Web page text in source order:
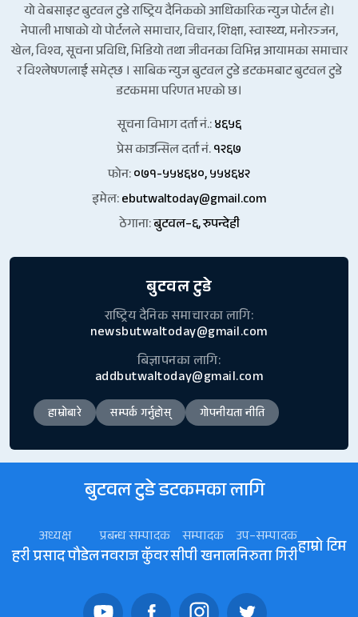
यो वेबसाइट बुटवल टुडे राष्ट्रिय दैनिकको आधिकारिक न्युज पोर्टल हो।
नेपाली भाषाको यो पोर्टलले समाचार, विचार, शिक्षा, स्वास्थ्य, मनोरञ्जन,
खेल, विश्व, सूचना प्रविधि, भिडियो तथा जीवनका विभिन्न आयामका समाचार
र विश्लेषणलाई समेट्छ । साबिक न्युज बुटवल टुडे डटकमबाट बुटवल टुडे
डटकममा परिणत भएको छ।
सूचना विभाग दर्ता नं.:४६५६
प्रेस काउन्सिल दर्ता नं.१२६७
फोन:०७१-५५४६४०, ५५४६४२
इमेल:ebutwaltoday@gmail.com
ठेगाना:बुटवल–६, रुपन्देही
बुटवल टुडे
राष्ट्रिय दैनिक समाचारका लागि:
newsbutwaltoday@gmail.com
बिज्ञापनका लागि:
addbutwaltoday@gmail.com
हाम्रोबारे सम्पर्क गर्नुहोस् गोपनीयता नीति
बुटवल टुडे डटकमका लागि
अध्यक्ष
हरी प्रसाद पौडेल
प्रबन्ध सम्पादक
नवराज कॅुवर
सम्पादक
सीपी खनाल
उप–सम्पादक
निरुता गिरीहाम्रो टिम